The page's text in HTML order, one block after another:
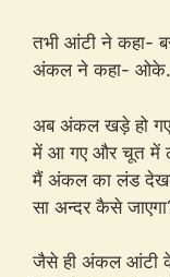
तभी आंटी ने कहा-
अंकल ने कहा- ओके.
अब अंकल खड़े हो गए
में आ गए और चूत में
मैं अंकल का लंड
सा अन्दर कैसे
जैसे ही अंकल आंटी